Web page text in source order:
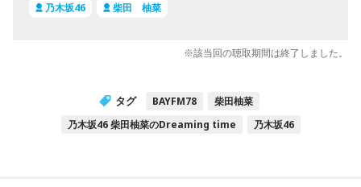
乃木坂46 柴田 柚菜
※該当回の聴取期間は終了しました。
タグ BAYFM78
柴田柚菜
乃木坂46 柴田柚菜のDreaming time
乃木坂46